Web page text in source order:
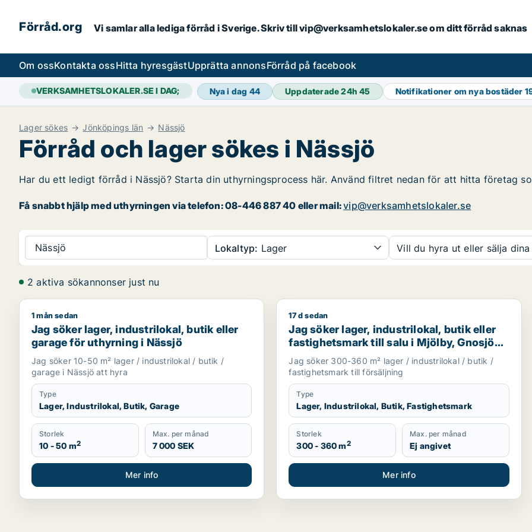
Förråd.org Vi samlar alla lediga förråd i Sverige. Skriv till vip@verksamhetslokaler.se om ditt förråd saknas
Om ossKontakta ossHitta hyresgästUpprätta annonsFörråd på facebook
VERKSAMHETSLOKALER.SE I DAG; Nya i dag 44 Uppdaterade 24h45 Notifikationer om nya bostäder
Lager sökes Jönköpings län Nässjö
Förråd och lager sökes i Nässjö
Har du ett ledigt förråd i Nässjö? Starta din uthyrningsprocess här. Använd filtret nedan för att hitta företag
Få snabbt hjälp med uthyrningen via telefon: 08-446 887 40 eller mail:vip@verksamhetslokaler.se
Nässjö Lokaltyp: Lager Vill du hyra ut eller sälja
2 aktiva sökannonser just nu
Jag söker lager, industrilokal, butik eller garage för uthyrning i Nässjö
1 mån sedan
Jag söker lager, industrilokal, butik eller
garage för uthyrning i Nässjö
Jag söker 10-50 m² lager / industrilokal / butik /
garage i Nässjö att hyra
Type
Lager, Industrilokal, Butik, Garage
Storlek
10 - 50 m2
Max. per månad
7 000 SEK
Mer info
Jag söker lager, industrilokal, butik eller
17 d sedan
Jag söker lager, industrilokal, butik eller
fastighetsmark till salu i Mjölby, Gnosjö
eller Mullsjö m.fl.
Jag söker 300-360 m² lager / industrilokal / butik /
fastighetsmark till försäljning
Type
Lager, Industrilokal, Butik, Fastighetsmark
Storlek
300 - 360 m2
Max. per månad
Ej angivet
Mer info